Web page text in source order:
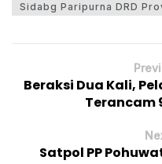
Sidabg Paripurna DRD
Beraksi Dua Kali,
Terancam
Satpol PP